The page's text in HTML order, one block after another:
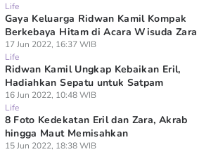
Life
Gaya Keluarga Ridwan Kamil Kompak
Berkebaya Hitam di Acara Wisuda Zara
17 Jun 2022, 16:37 WIB
Life
Ridwan Kamil Ungkap Kebaikan Eril,
Hadiahkan Sepatu untuk Satpam
16 Jun 2022, 10:48 WIB
Life
8 Foto Kedekatan Eril dan Zara, Akrab
hingga Maut Memisahkan
15 Jun 2022, 18:38 WIB